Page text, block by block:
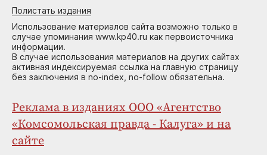
Полистать издания
Использование материалов сайта возможно только в
случае упоминания www.kp40.ru как первоисточника
информации.
В случае использования материалов на других сайтах
активная индексируемая ссылка на главную страницу
без заключения в no-index, no-follow обязательна.
Реклама в изданиях ООО «Агентство
«Комсомольская правда - Калуга» и на
сайте